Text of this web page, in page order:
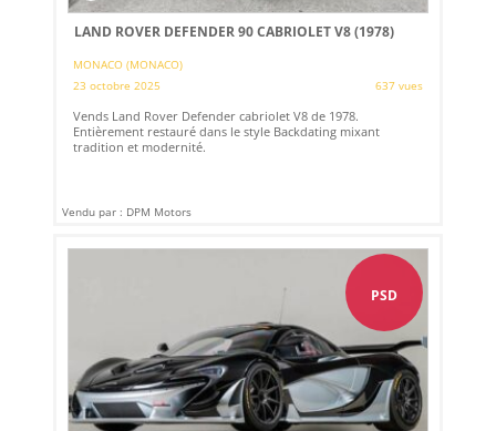
LAND ROVER DEFENDER 90 CABRIOLET V8 (1978)
MONACO (MONACO)
23 octobre 2025
637 vues
Vends Land Rover Defender cabriolet V8 de 1978.
Entièrement restauré dans le style Backdating mixant
tradition et modernité.
Vendu par : DPM Motors
PSD